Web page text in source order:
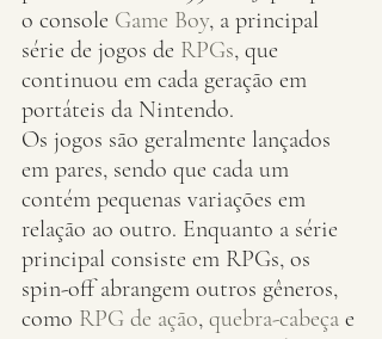
o console Game Boy, a principal
série de jogos de RPGs, que
continuou em cada geração em
portáteis da Nintendo.
Os jogos são geralmente lançados
em pares, sendo que cada um
contém pequenas variações em
relação ao outro. Enquanto a série
principal consiste em RPGs, os
spin-off abrangem outros gêneros,
como RPG de ação, quebra-cabeça e